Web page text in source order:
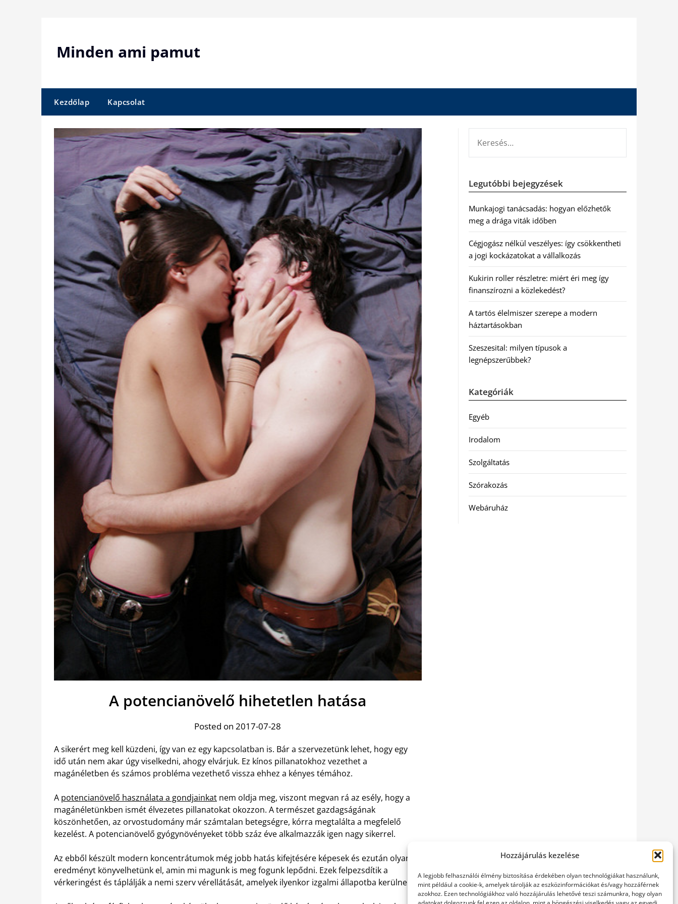
Hozzájárulás kezelése
A legjobb felhasználói élmény biztosítása érdekében olyan technológiákat használunk,
mint például a cookie-k, amelyek tárolják az eszközinformációkat és/vagy hozzáférnek
azokhoz. Ezen technológiákhoz való hozzájárulás lehetővé teszi számunkra, hogy olyan
Minden ami pamut
Kezdőlap Kapcsolat
A potencianövelő hihetetlen hatása
Posted on 2017-07-28
A sikerért meg kell küzdeni, így van ez egy kapcsolatban is. Bár a szervezetünk lehet, hogy egy
idő után nem akar úgy viselkedni, ahogy elvárjuk. Ez kínos pillanatokhoz vezethet a
magánéletben és számos probléma vezethető vissza ehhez a kényes témához.
A potencianövelő használata a gondjainkat nem oldja meg, viszont megvan rá az esély, hogy a
magánéletünkben ismét élvezetes pillanatokat okozzon. A természet gazdagságának
köszönhetően, az orvostudomány már számtalan betegségre, kórra megtalálta a megfelelő
kezelést. A potencianövelő gyógynövényeket több száz éve alkalmazzák igen nagy sikerrel.
Az ebből készült modern koncentrátumok még jobb hatás kifejtésére képesek és ezután olyan
eredményt könyvelhetünk el, amin mi magunk is meg fogunk lepődni. Ezek felpezsdítik a
vérkeringést és táplálják a nemi szerv vérellátását, amelyek ilyenkor izgalmi állapotba kerülnek.
Legutóbbi bejegyzések
Munkajogi tanácsadás: hogyan előzhetők
meg a drága viták időben
Cégjogász nélkül veszélyes: így csökkentheti
a jogi kockázatokat a vállalkozás
Kukirin roller részletre: miért éri meg így
finanszírozni a közlekedést?
A tartós élelmiszer szerepe a modern
háztartásokban
Szeszesital: milyen típusok a
legnépszerűbbek?
Kategóriák
Egyéb
Irodalom
Szolgáltatás
Szórakozás
Webáruház